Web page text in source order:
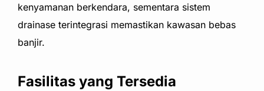
kenyamanan berkendara, sementara sistem
drainase terintegrasi memastikan kawasan bebas
banjir.
Fasilitas yang Tersedia